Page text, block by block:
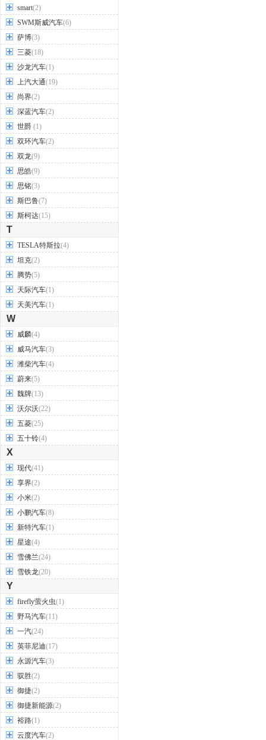
smart(2)
SWM斯威汽车(6)
萨博(3)
三菱(18)
沙龙汽车(1)
上汽大通(19)
尚界(2)
深蓝汽车(2)
世爵 (1)
双环汽车(2)
双龙(9)
思皓(9)
思铭(3)
斯巴鲁(7)
斯柯达(15)
T
TESLA特斯拉(4)
坦克(2)
腾势(5)
天际汽车(1)
天美汽车(1)
W
威麟(4)
威马汽车(3)
潍柴汽车(4)
蔚来(5)
魏牌(13)
沃尔沃(22)
五菱(25)
五十铃(4)
X
现代(41)
享界(2)
小米(2)
小鹏汽车(8)
新特汽车(1)
星途(4)
雪佛兰(24)
雪铁龙(20)
Y
firefly萤火虫(1)
野马汽车(11)
一汽(24)
英菲尼迪(17)
永源汽车(3)
驭胜(2)
御捷(2)
御捷新能源(2)
裕路(1)
云度汽车(2)